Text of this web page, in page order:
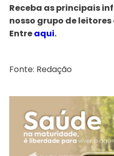
Receba as principais
nosso grupo de
Entreaqui.
Fonte: Redação